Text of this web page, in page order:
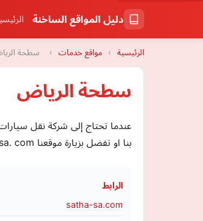
دليل المواقع الساخنة
الرئيسية › مواقع خدمات › سطحة
سطحة الرياض
عندما تحتاج إلى شركة نقل
بنا او تفضل بزيارة موقعنا https://www. satha-sa. com
الرابط
satha-sa.com